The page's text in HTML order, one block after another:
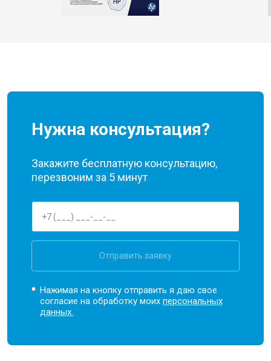
Нужна консультация?
Закажите бесплатную консультацию,
перезвоним за 5 минут
Отправить заявку
Нажимая на кнопку отправить я даю свое
согласие на обработку моихперсональных
данных.